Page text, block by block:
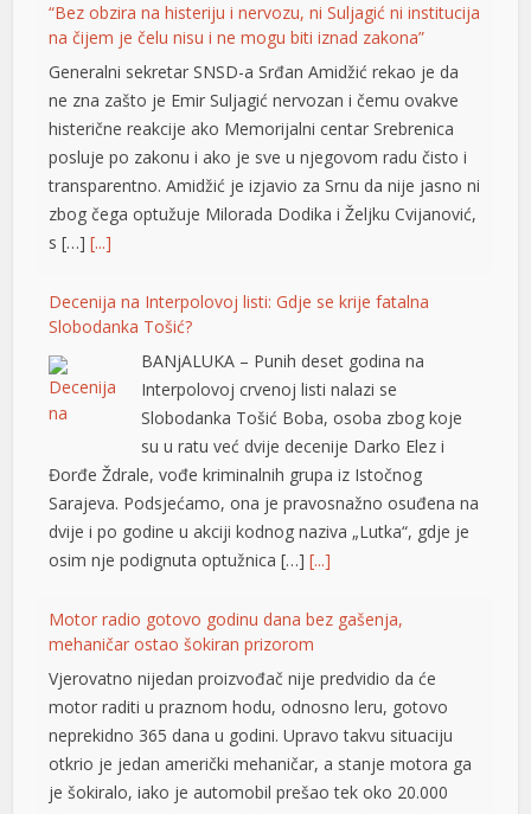
“Bez obzira na histeriju i nervozu, ni Suljagić ni institucija
na čijem je čelu nisu i ne mogu biti iznad zakona”
Generalni sekretar SNSD-a Srđan Amidžić rekao je da
ne zna zašto je Emir Suljagić nervozan i čemu ovakve
histerične reakcije ako Memorijalni centar Srebrenica
posluje po zakonu i ako je sve u njegovom radu čisto i
transparentno. Amidžić je izjavio za Srnu da nije jasno ni
zbog čega optužuje Milorada Dodika i Željku Cvijanović,
s […][...]
Decenija na Interpolovoj listi: Gdje se krije fatalna
Slobodanka Tošić?
BANjALUKA – Punih deset godina na
Interpolovoj crvenoj listi nalazi se
Slobodanka Tošić Boba, osoba zbog koje
su u ratu već dvije decenije Darko Elez i
Đorđe Ždrale, vođe kriminalnih grupa iz Istočnog
Sarajeva. Podsjećamo, ona je pravosnažno osuđena na
dvije i po godine u akciji kodnog naziva „Lutka“, gdje je
osim nje podignuta optužnica […][...]
Motor radio gotovo godinu dana bez gašenja,
mehaničar ostao šokiran prizorom
Vjerovatno nijedan proizvođač nije predvidio da će
motor raditi u praznom hodu, odnosno leru, gotovo
neprekidno 365 dana u godini. Upravo takvu situaciju
otkrio je jedan američki mehaničar, a stanje motora ga
je šokiralo, iako je automobil prešao tek oko 20.000